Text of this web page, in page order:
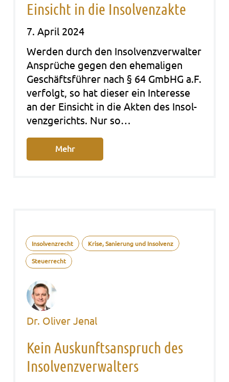
Einsicht in die Insolvenzakte
7. April 2024
Wer­den durch den Insol­venz­ver­wal­ter
Ansprü­che gegen den ehe­ma­li­gen
Geschäfts­füh­rer nach § 64 GmbHG a.F.
ver­folgt, so hat die­ser ein Inter­es­se
an der Ein­sicht in die Akten des Insol­
venz­ge­richts. Nur so…
Mehr
Insolvenzrecht Krise, Sanierung und Insolvenz
Steuerrecht
Dr. Oliver Jenal
Kein Auskunftsanspruch des
Insolvenzverwalters